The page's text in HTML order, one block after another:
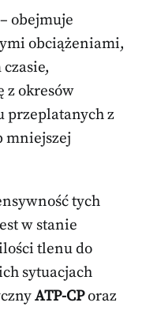
– obejmuje
obciążeniami,
z okresów
przeplatanych z
mniejszej
tych
w stanie
tlenu do
sytuacjach
ATP-CPoraz